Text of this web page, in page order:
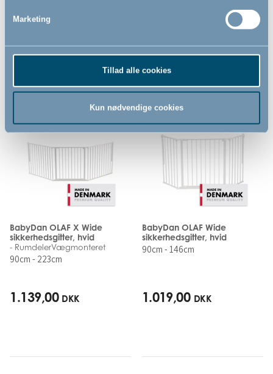
Marketing
Tillad alle cookies
Kun nødvendige cookies
289,00
BabyDan OLAF X Wide
sikkerhedsgitter, hvid
- RumdelerVægmonteret
90cm - 223cm
1.139,00 DKK
BabyDan OLAF Wide
sikkerhedsgitter, hvid
90cm - 146cm
1.019,00 DKK